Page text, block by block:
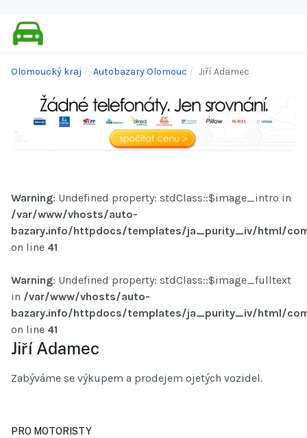
Olomoucký kraj Autobazary Olomouc Jiří Adamec
Warning: Undefined property: stdClass::$image_intro in
/var/www/vhosts/auto-
bazary.info/httpdocs/templates/ja_purity_iv/html/
on line 41
Warning: Undefined property: stdClass::$image_fulltext
in /var/www/vhosts/auto-
bazary.info/httpdocs/templates/ja_purity_iv/html/
on line 41
Jiří Adamec
Zabýváme se výkupem a prodejem ojetých vozidel.
PRO MOTORISTY